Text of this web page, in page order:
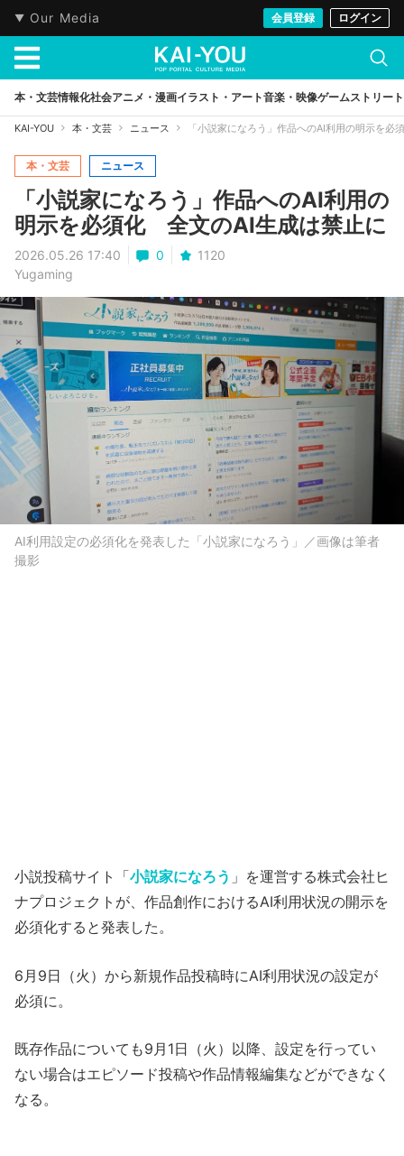
Our Media 会員登録 ログイン
本・文芸情報化社会アニメ・漫画イラスト・アート音楽・映像ゲームストリート
KAI-YOU 本・文芸 ニュース 「小説家になろう」作品へのAI利用の明示を
本・文芸 ニュース
「小説家になろう」作品へのAI利用の
明示を必須化 全文のAI生成は禁止に
2026.05.26 17:40 0
1120
Yugaming
AI利用設定の必須化を発表した「小説家になろう」／画像は筆者
撮影
小説投稿サイト「小説家になろう 」を運営する株式会社ヒ
ナプロジェクトが、作品創作におけるAI利用状況の開示を
必須化すると発表した。
6月9日（火）から新規作品投稿時にAI利用状況の設定が
必須に。
既存作品についても9月1日（火）以降、設定を行ってい
ない場合はエピソード投稿や作品情報編集などができなく
なる。